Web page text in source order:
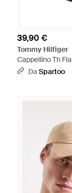
39,90 €
Tommy Hilfiger
Cappellino Th
Blu DaSpartoo